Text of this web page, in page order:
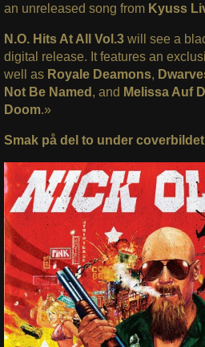
an unreleased song from Kyuss
N.O. Hits At All Vol.3will see a
digital release. It features an
well as Royale Deamons,
Not Be Named , and Melissa Auf
Doom.»
Smak på del to under